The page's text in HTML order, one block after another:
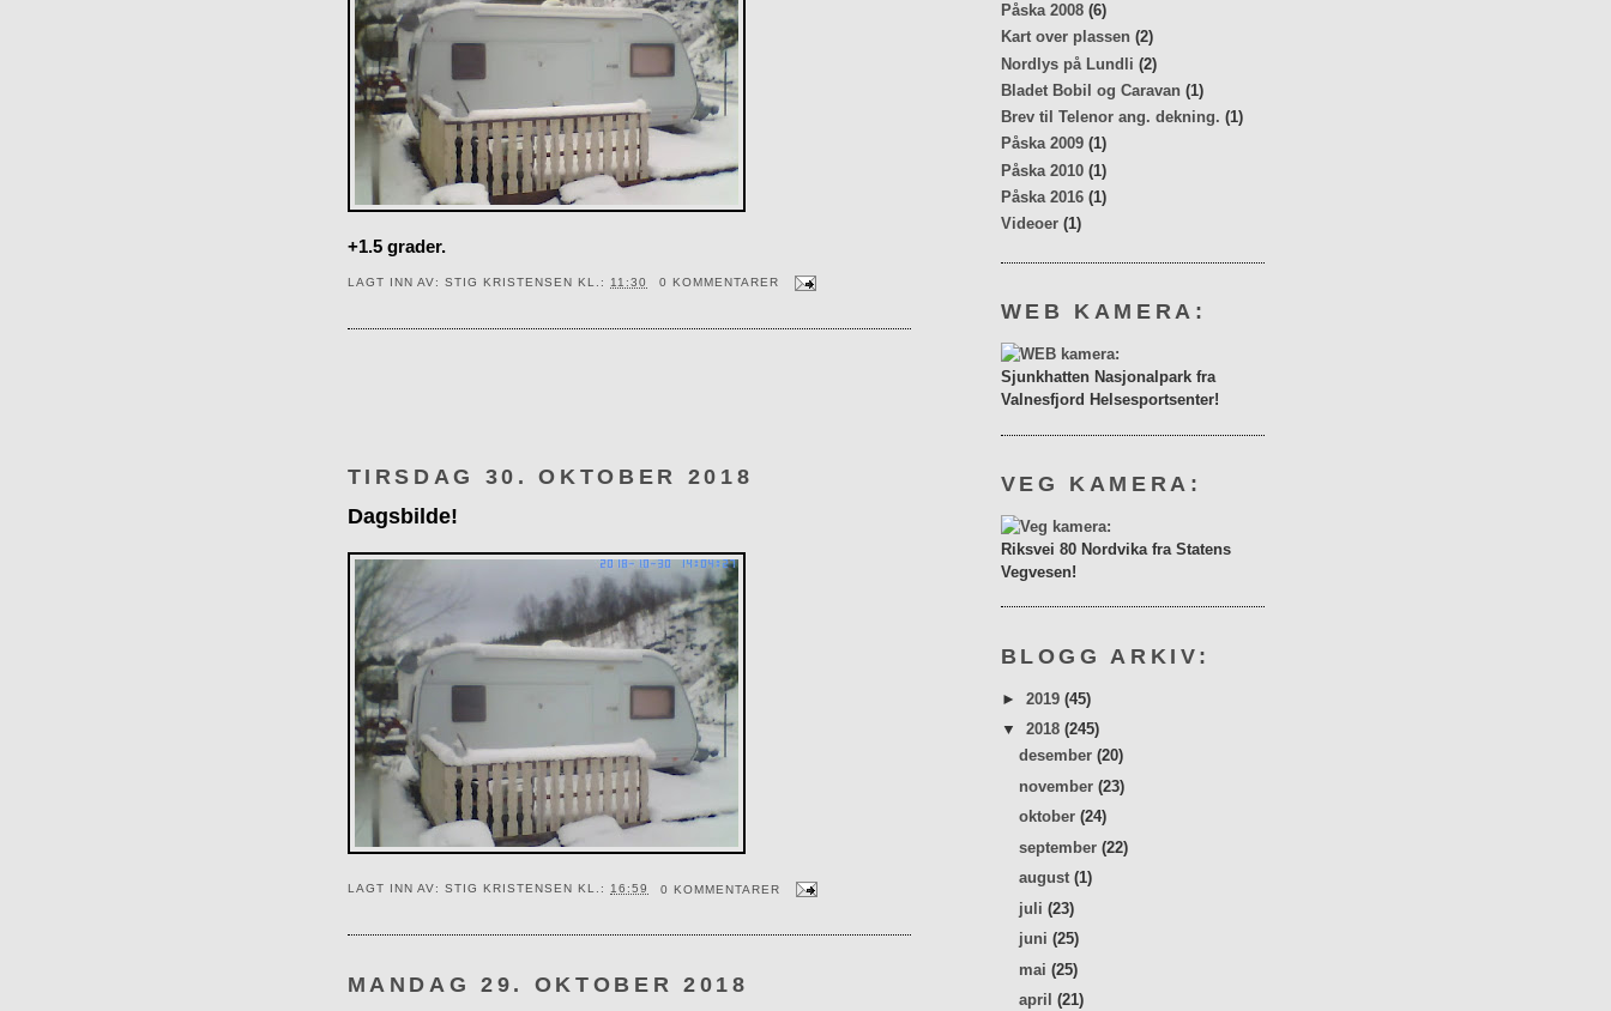
+1.5 grader.
LAGT INN AV: STIG KRISTENSEN KL.: 11:30 0 KOMMENTARER
TIRSDAG 30. OKTOBER 2018
Dagsbilde!
LAGT INN AV: STIG KRISTENSEN KL.: 16:59 0 KOMMENTARER
MANDAG 29. OKTOBER 2018
Påska 2008 (6)
Kart over plassen (2)
Nordlys på Lundli (2)
Bladet Bobil og Caravan (1)
Brev til Telenor ang. dekning. (1)
Påska 2009 (1)
Påska 2010 (1)
Påska 2016 (1)
Videoer (1)
WEB KAMERA:
Sjunkhatten Nasjonalpark fra
Valnesfjord Helsesportsenter!
VEG KAMERA:
Riksvei 80 Nordvika fra Statens
Vegvesen!
BLOGG ARKIV:
► 2019 (45)
▼ 2018 (245)
desember(20)
november(23)
oktober(24)
september(22)
august(1)
juli(23)
juni(25)
mai(25)
april(21)